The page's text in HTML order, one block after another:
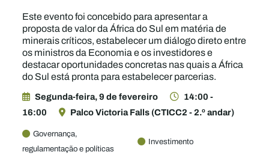
Este evento foi concebido para apresentar a
proposta de valor da África do Sul em matéria de
minerais críticos, estabelecer um diálogo direto entre
os ministros da Economia e os investidores e
destacar oportunidades concretas nas quais a África
do Sul está pronta para estabelecer parcerias.
Segunda-feira, 9 de fevereiro
14:00 -
16:00
Palco Victoria Falls (CTICC2 - 2.º andar)
Governança,
regulamentação e políticas
Investimento